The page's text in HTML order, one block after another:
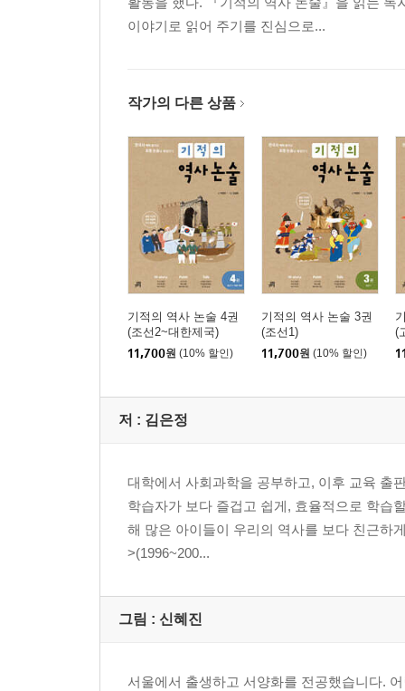
이야기로 읽어 주기를 진심으로...
작가의 다른 상품
기적의 역사 논술 4권
(조선2~대한제국)
11,700원 (10% 할인)
기적의 역사 논술 3권
(조선1)
11,700원 (10% 할인)
(
저 : 김은정
대학에서 사회과학을 공부하고, 이후 교육 출
학습자가 보다 즐겁고 쉽게, 효율적으로 학습
해 많은 아이들이 우리의 역사를 보다 친근하
>(1996~200...
그림 : 신혜진
서울에서 출생하고 서양화를 전공했습니다.